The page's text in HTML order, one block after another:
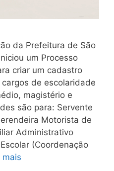
da Prefeitura de São
um Processo
criar um cadastro
de escolaridade
magistério e
são para: Servente
Motorista de
Administrativo
(Coordenação
mais